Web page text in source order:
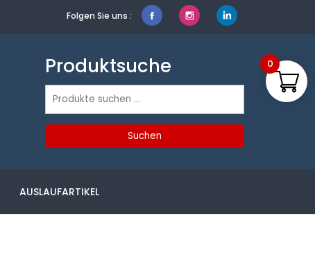
Folgen Sie uns :
Produktsuche
Suchen
Suchen
AUSLAUFARTIKEL
0